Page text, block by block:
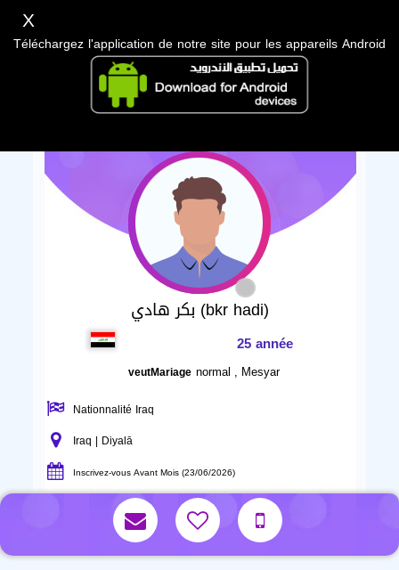
بكر هادي (bkr hadi)
25 année
veutMariage normal , Mesyar
Nationnalité Iraq
Iraq | Diyalā
Inscrivez-vous Avant Mois (23/06/2026)
X
Téléchargez l'application de notre site pour les appareils Android